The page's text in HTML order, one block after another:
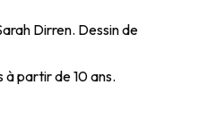
Dirren. Dessin de
à partir de 10 ans.